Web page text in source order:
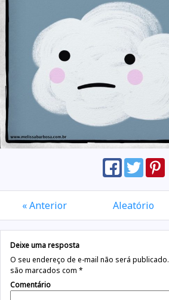
« Anterior Aleatório
Deixe uma resposta
O seu endereço de e-mail não será publicado.
são marcados com *
Comentário